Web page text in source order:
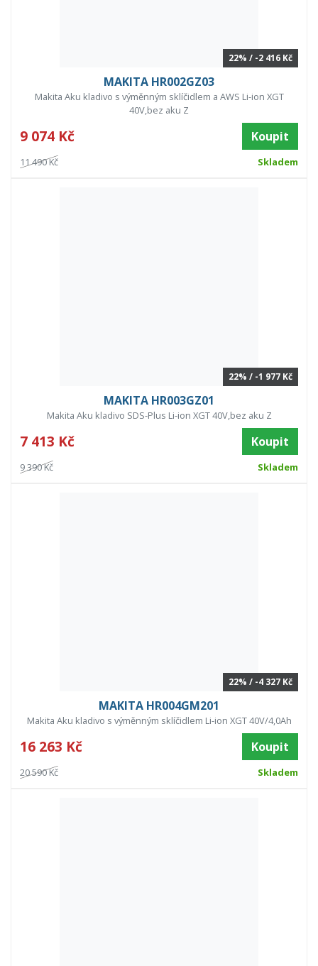
22% / -2 416 Kč
MAKITA HR002GZ03
Makita Aku kladivo s výměnným sklíčidlem a AWS Li-ion XGT
40V,bez aku Z
9 074 Kč Koupit
11 490 Kč Skladem
22% / -1 977 Kč
MAKITA HR003GZ01
Makita Aku kladivo SDS-Plus Li-ion XGT 40V,bez aku Z
7 413 Kč Koupit
9 390 Kč Skladem
22% / -4 327 Kč
MAKITA HR004GM201
Makita Aku kladivo s výměnným sklíčidlem Li-ion XGT 40V/4,0Ah
16 263 Kč Koupit
20 590 Kč Skladem